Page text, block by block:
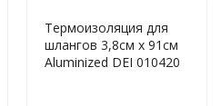
Термоизоляция для
шлангов 3,8см х 91см
Aluminized DEI 010420